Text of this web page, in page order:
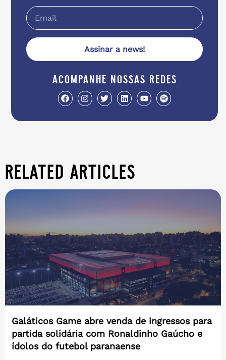
Assinar a news!
acompanhe nossas redes
related articles
Galáticos Game abre venda de ingressos para
partida solidária com Ronaldinho Gaúcho e
ídolos do futebol paranaense